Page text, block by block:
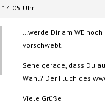
Uhr
…werde Dir am WE
vorschwebt.
Sehe gerade, dass Du
Wahl? Der Fluch des
Viele Grüße